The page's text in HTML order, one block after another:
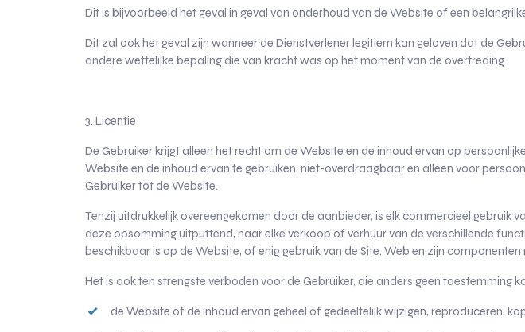
Dit is bijvoorbeeld het geval in geval van onderhoud van de Website of een
Dit zal ook het geval zijn wanneer de Dienstverlener legitiem kan geloven dat de
andere wettelijke bepaling die van kracht was op het moment van de overtreding.
3. Licentie
De Gebruiker krijgt alleen het recht om de Website en de inhoud ervan op
Website en de inhoud ervan te gebruiken, niet-overdraagbaar en alleen voor
Gebruiker tot de Website.
Tenzij uitdrukkelijk overeengekomen door de aanbieder, is elk commercieel gebruik
deze opsomming uitputtend, naar elke verkoop of verhuur van de verschillende
beschikbaar is op de Website, of enig gebruik van de Site. Web en zijn
Het is ook ten strengste verboden voor de Gebruiker, die anders geen toestemming
de Website of de inhoud ervan geheel of gedeeltelijk wijzigen, reproduceren,